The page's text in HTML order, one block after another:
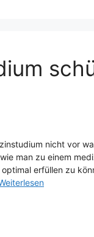
nicht vor
man zu einem
erfüllen zu